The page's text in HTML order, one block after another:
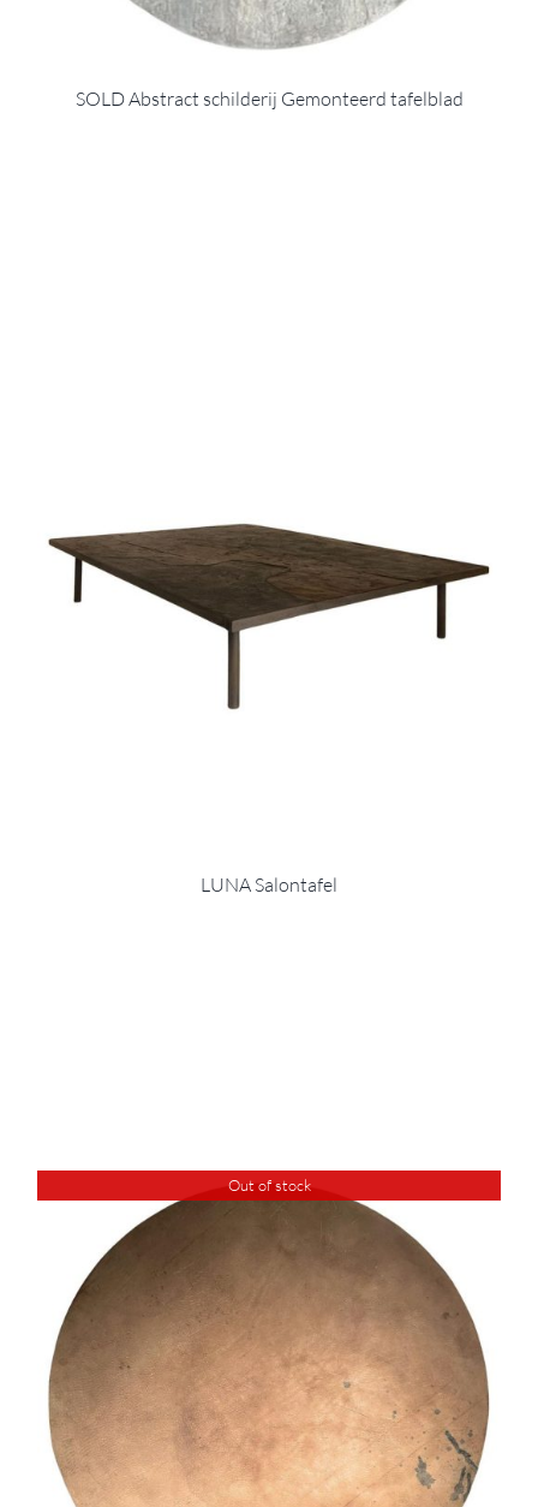
SOLD Abstract schilderij Gemonteerd tafelblad
LUNA Salontafel
Out of stock